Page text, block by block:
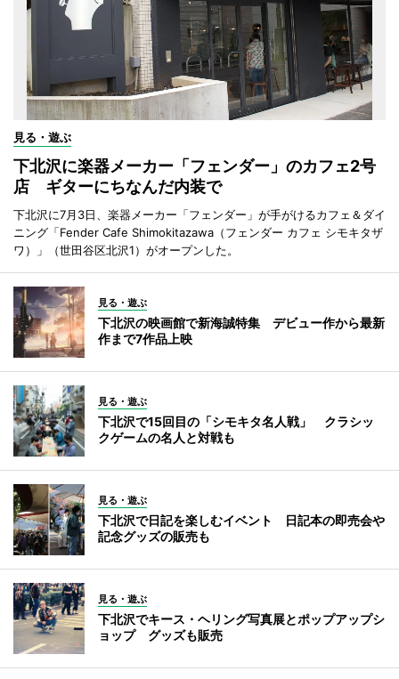
見る・遊ぶ
下北沢に楽器メーカー「フェンダー」のカフェ2号
店 ギターにちなんだ内装で
下北沢に7月3日、楽器メーカー「フェンダー」が手がけるカフェ＆ダイ
ニング「Fender Cafe Shimokitazawa（フェンダー カフェ シモキタザ
ワ）」（世田谷区北沢1）がオープンした。
見る・遊ぶ
下北沢の映画館で新海誠特集 デビュー作から最新
作まで7作品上映
見る・遊ぶ
下北沢で15回目の「シモキタ名人戦」 クラシッ
クゲームの名人と対戦も
見る・遊ぶ
下北沢で日記を楽しむイベント 日記本の即売会や
記念グッズの販売も
見る・遊ぶ
下北沢でキース・ヘリング写真展とポップアップシ
ョップ グッズも販売